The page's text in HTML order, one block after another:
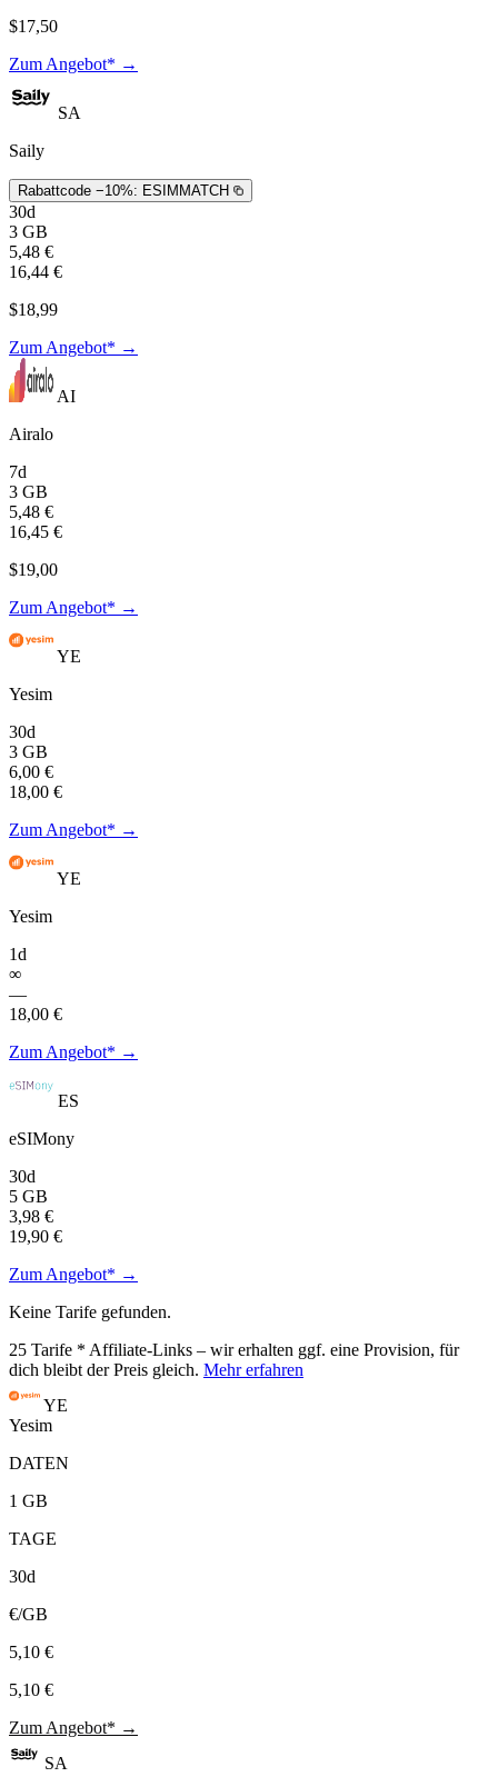
$17,50
Zum Angebot* →
SA
Saily
Rabattcode −10%: ESIMMATCH
30d
3 GB
5,48 €
16,44 €
$18,99
Zum Angebot* →
AI
Airalo
7d
3 GB
5,48 €
16,45 €
$19,00
Zum Angebot* →
YE
Yesim
30d
3 GB
6,00 €
18,00 €
Zum Angebot* →
YE
Yesim
1d
∞
—
18,00 €
Zum Angebot* →
ES
eSIMony
30d
5 GB
3,98 €
19,90 €
Zum Angebot* →
Keine Tarife gefunden.
25 Tarife * Affiliate-Links – wir erhalten ggf. eine Provision, für
dich bleibt der Preis gleich. Mehr erfahren
YE
Yesim
DATEN
1 GB
TAGE
30d
€/GB
5,10 €
5,10 €
Zum Angebot* →
SA